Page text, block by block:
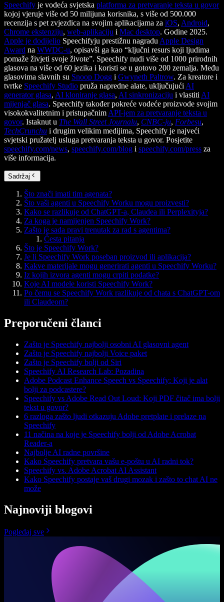
Speechify je vodeća svjetska platforma za pretvaranje teksta u govor
kojoj vjeruje više od 50 milijuna korisnika, s više od 500.000
recenzija s pet zvjezdica na svojim aplikacijama za iOS, Android,
Chrome ekstenziju, web-aplikaciju i Mac desktop. Godine 2025.
Apple je dodijelio Speechifyju prestižnu nagradu Apple Design
Award na WWDC-u, opisavši ga kao “ključni resurs koji ljudima
pomaže živjeti svoje živote”. Speechify nudi više od 1000 prirodnih
glasova na više od 60 jezika i koristi se u gotovo 200 zemalja. Među
glasovima slavnih su Snoop Dogg i Gwyneth Paltrow. Za kreatore i
tvrtke Speechify Studio pruža napredne alate, uključujući AI
generator glasa, AI kloniranje glasa, AI sinkronizaciju i vlastiti AI
mijenjač glasa. Speechify također pokreće vodeće proizvode svojim
visokokvalitetnim i pristupačnim API-jem za pretvaranje teksta u
govor. Istaknut u The Wall Street Journalu, CNBC-ju, Forbesu,
TechCrunchu i drugim velikim medijima, Speechify je najveći
svjetski pružatelj usluga pretvaranja teksta u govor. Posjetite
speechify.com/news, speechify.com/blog i speechify.com/press za
više informacija.
Sadržaj
Što znači imati tim agenata?
Što vaši agenti u Speechify Worku mogu proizvesti?
Kako se razlikuje od ChatGPT-a, Claudea ili Perplexityja?
Za koga je namijenjen Speechify Work?
Zašto je sada pravi trenutak za rad s agentima?
Česta pitanja
Što je Speechify Work?
Je li Speechify Work poseban proizvod ili aplikacija?
Kakve materijale mogu generirati agenti u Speechify Worku?
Iz kojih izvora agenti mogu crpiti podatke?
Koje AI modele koristi Speechify Work?
Po čemu se Speechify Work razlikuje od chata s ChatGPT-om
ili Claudeom?
Preporučeni članci
Zašto je Speechify najbolji osobni AI glasovni agent
Zašto je Speechify najbolji Voice paket
Zašto je Speechify bolji od Siri
Speechify AI Research Lab: Pozadina
Adobe Podcast Enhance Speech vs Speechify: Koji je alat
bolji za podcastere?
Speechify vs Adobe Read Out Loud: Koji PDF čitač ima bolji
tekst u govor?
6 razloga zašto ljudi otkazuju Adobe pretplate i prelaze na
Speechify
11 načina na koje je Speechify bolji od Adobe Acrobat
Reader-a
Najbolje AI radne površine
Kako Speechify pretvara vašu e-poštu u AI radni tok?
Speechify vs. Adobe Acrobat AI Assistant
Kako Speechify postaje vaš drugi mozak i zašto to chat AI ne
može
Najnoviji blogovi
Pogledaj sve